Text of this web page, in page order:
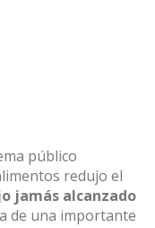
público
redujo el
jamás alcanzado
de una importante